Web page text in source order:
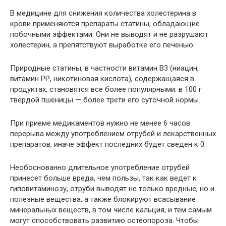
В медицине для снижения количества холестерина в
крови применяются препараты статины, обладающие
побочными эффектами. Они не выводят и не разрушают
холестерин, а препятствуют выработке его печенью.
Природные статины, в частности витамин В3 (ниацин,
витамин РР, никотиновая кислота), содержащаяся в
продуктах, становятся все более популярными: в 100 г
твердой пшеницы — более трети его суточной нормы.
При приеме медикаментов нужно не менее 6 часов
перерыва между употреблением отрубей и лекарственных
препаратов, иначе эффект последних будет сведен к 0.
Необоснованно длительное употребление отрубей
принесет больше вреда, чем пользы, так как ведет к
гиповитаминозу, отруби выводят не только вредные, но и
полезные вещества, а также блокируют всасывание
минеральных веществ, в том числе кальция, и тем самым
могут способствовать развитию остеопороза. Чтобы